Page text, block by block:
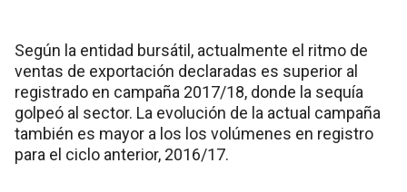
Según la entidad bursátil, actualmente el ritmo de
ventas de exportación declaradas es superior al
registrado en campaña 2017/18, donde la sequía
golpeó al sector. La evolución de la actual campaña
también es mayor a los los volúmenes en registro
para el ciclo anterior, 2016/17.